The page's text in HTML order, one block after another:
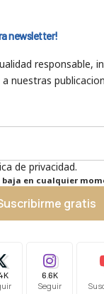
newsletter!
responsable,
nuestras
de privacidad.
baja en cualquier
gratis
6.6K
Seguir